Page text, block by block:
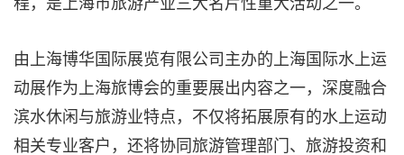
由上海博华国际展览有限公司主办的上海国际水上运
动展作为上海旅博会的重要展出内容之一，深度融合
滨水休闲与旅游业特点，不仅将拓展原有的水上运动
相关专业客户，还将协同旅游管理部门、旅游投资和